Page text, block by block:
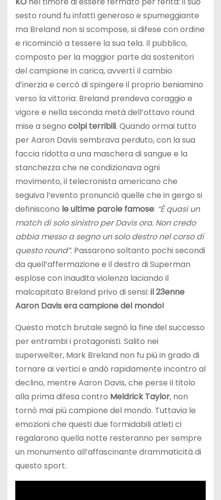
sesto round fu infatti generoso e spumeggiante
ma Breland non si scompose, si difese con ordine
e ricominciò a tessere la sua tela. Il pubblico,
composto per la maggior parte da sostenitori
del campione in carica, avvertì il cambio
d’inerzia e cercò di spingere il proprio beniamino
verso la vittoria: Breland prendeva coraggio e
vigore e nella seconda metà dell’ottavo round
mise a segno colpi terribili. Quando ormai tutto
per Aaron Davis sembrava perduto, con la sua
faccia ridotta a una maschera di sangue e la
stanchezza che ne condizionava ogni
movimento, il telecronista americano che
seguiva l’evento pronunciò quelle che in gergo si
definiscono le ultime parole famose: “È quasi un
match di solo sinistro per Davis ora. Non credo
abbia messo a segno un solo destro nel corso di
questo round”. Passarono soltanto pochi secondi
da quell’affermazione e il destro di Superman
esplose con inaudita violenza laciando il
malcapitato Breland privo di sensi: il 23enne
Aaron Davis era campione del mondo!
Questo match brutale segnò la fine del successo
per entrambi i protagonisti. Salito nei
superwelter, Mark Breland non fu più in grado di
tornare ai vertici e andò rapidamente incontro al
declino, mentre Aaron Davis, che perse il titolo
alla prima difesa contro Meldrick Taylor, non
tornò mai più campione del mondo. Tuttavia le
emozioni che questi due formidabili atleti ci
regalarono quella notte resteranno per sempre
un monumento all’affascinante drammaticità di
questo sport.